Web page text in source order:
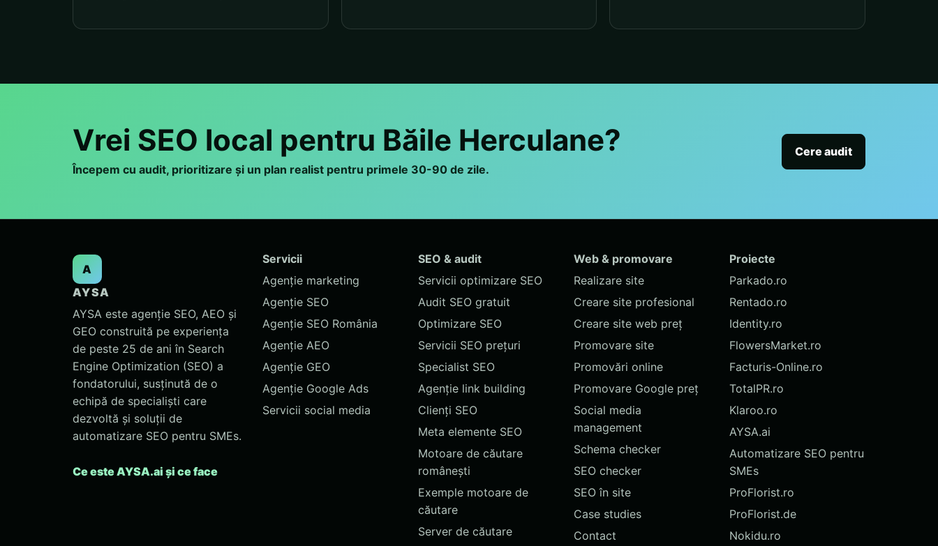
Vrei SEO local pentru Băile Herculane?
Începem cu audit, prioritizare și un plan realist pentru primele 30-90 de zile.
Cere audit
A
AYSA
AYSA este agenție SEO, AEO și
GEO construită pe experiența
de peste 25 de ani în Search
Engine Optimization (SEO) a
fondatorului, susținută de o
echipă de specialiști care
dezvoltă și soluții de
automatizare SEO pentru SMEs.
Ce este AYSA.ai și ce face
Servicii
Agenție marketing
Agenție SEO
Agenție SEO România
Agenție AEO
Agenție GEO
Agenție Google Ads
Servicii social media
SEO & audit
Servicii optimizare SEO
Audit SEO gratuit
Optimizare SEO
Servicii SEO prețuri
Specialist SEO
Agenție link building
Clienți SEO
Meta elemente SEO
Motoare de căutare
românești
Exemple motoare de
căutare
Server de căutare
Web & promovare
Realizare site
Creare site profesional
Creare site web preț
Promovare site
Promovări online
Promovare Google preț
Social media
management
Schema checker
SEO checker
SEO în site
Case studies
Contact
Proiecte
Parkado.ro
Rentado.ro
Identity.ro
FlowersMarket.ro
Facturis-Online.ro
TotalPR.ro
Klaroo.ro
AYSA.ai
Automatizare SEO pentru
SMEs
ProFlorist.ro
ProFlorist.de
Nokidu.ro